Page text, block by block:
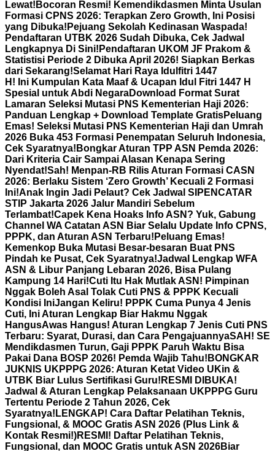
Lewat! Bocoran Resmi! Kemendikdasmen Minta Usulan
Formasi CPNS 2026: Terapkan Zero Growth, Ini Posisi
yang Dibuka! Pejuang Sekolah Kedinasan Waspada!
Pendaftaran UTBK 2026 Sudah Dibuka, Cek Jadwal
Lengkapnya Di Sini! Pendaftaran UKOM JF Prakom &
Statistisi Periode 2 Dibuka April 2026! Siapkan Berkas
dari Sekarang!Selamat Hari Raya Idulfitri 1447
H! Ini Kumpulan Kata Maaf & Ucapan Idul Fitri 1447 H
Spesial untuk Abdi NegaraDownload Format Surat
Lamaran Seleksi Mutasi PNS Kementerian Haji 2026:
Panduan Lengkap + Download Template GratisPeluang
Emas! Seleksi Mutasi PNS Kementerian Haji dan Umrah
2026 Buka 453 Formasi Penempatan Seluruh Indonesia,
Cek Syaratnya! Bongkar Aturan TPP ASN Pemda 2026:
Dari Kriteria Cair Sampai Alasan Kenapa Sering
Nyendat!Sah! Menpan-RB Rilis Aturan Formasi CASN
2026: Berlaku Sistem ‘Zero Growth’ Kecuali 2 Formasi
Ini!Anak Ingin Jadi Pelaut? Cek Jadwal SIPENCATAR
STIP Jakarta 2026 Jalur Mandiri Sebelum
Terlambat!Capek Kena Hoaks Info ASN? Yuk, Gabung
Channel WA Catatan ASN Biar Selalu Update Info CPNS,
PPPK, dan Aturan ASN Terbaru! Peluang Emas!
Kemenkop Buka Mutasi Besar-besaran Buat PNS
Pindah ke Pusat, Cek Syaratnya!Jadwal Lengkap WFA
ASN & Libur Panjang Lebaran 2026, Bisa Pulang
Kampung 14 Hari!Cuti Itu Hak Mutlak ASN! Pimpinan
Nggak Boleh Asal Tolak Cuti PNS & PPPK Kecuali
Kondisi IniJangan Keliru! PPPK Cuma Punya 4 Jenis
Cuti, Ini Aturan Lengkap Biar Hakmu Nggak
HangusAwas Hangus! Aturan Lengkap 7 Jenis Cuti PNS
Terbaru: Syarat, Durasi, dan Cara PengajuannyaSAH! SE
Mendikdasmen Turun, Gaji PPPK Paruh Waktu Bisa
Pakai Dana BOSP 2026! Pemda Wajib Tahu! BONGKAR
JUKNIS UKPPPG 2026: Aturan Ketat Video UKin &
UTBK Biar Lulus Sertifikasi Guru! RESMI DIBUKA!
Jadwal & Aturan Lengkap Pelaksanaan UKPPPG Guru
Tertentu Periode 2 Tahun 2026, Cek
Syaratnya! LENGKAP! Cara Daftar Pelatihan Teknis,
Fungsional, & MOOC Gratis ASN 2026 (Plus Link &
Kontak Resmi!)RESMI! Daftar Pelatihan Teknis,
Fungsional, dan MOOC Gratis untuk ASN 2026Biar